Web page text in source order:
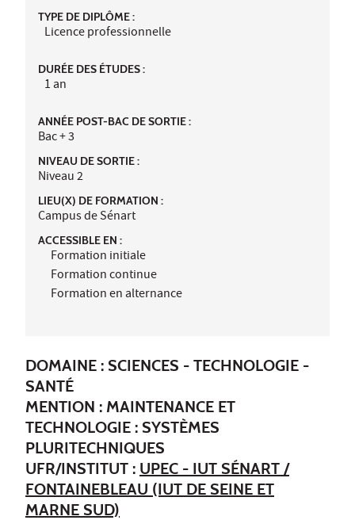
TYPE DE DIPLÔME :
Licence professionnelle
DURÉE DES ÉTUDES :
1 an
ANNÉE POST-BAC DE SORTIE :
Bac + 3
NIVEAU DE SORTIE :
Niveau 2
LIEU(X) DE FORMATION :
Campus de Sénart
ACCESSIBLE EN :
Formation initiale
Formation continue
Formation en alternance
DOMAINE : SCIENCES - TECHNOLOGIE -
SANTÉ
MENTION : MAINTENANCE ET
TECHNOLOGIE : SYSTÈMES
PLURITECHNIQUES
UFR/INSTITUT : UPEC - IUT SÉNART /
FONTAINEBLEAU (IUT DE SEINE ET
MARNE SUD)